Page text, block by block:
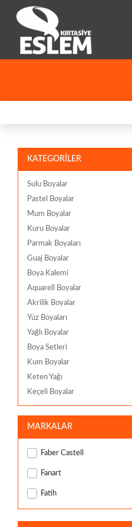
KATEGORİLER
Sulu Boyalar
Pastel Boyalar
Mum Boyalar
Kuru Boyalar
Parmak Boyaları
Guaj Boyalar
Boya Kalemi
Aquarell Boyalar
Akrilik Boyalar
Yüz Boyaları
Yağlı Boyalar
Boya Setleri
Kum Boyalar
Keten Yağı
Keçeli Boyalar
MARKALAR
Faber Castell
Fanart
Fatih